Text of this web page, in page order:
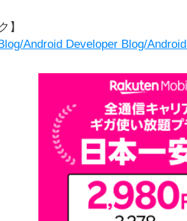
】
Android Developer Blog/